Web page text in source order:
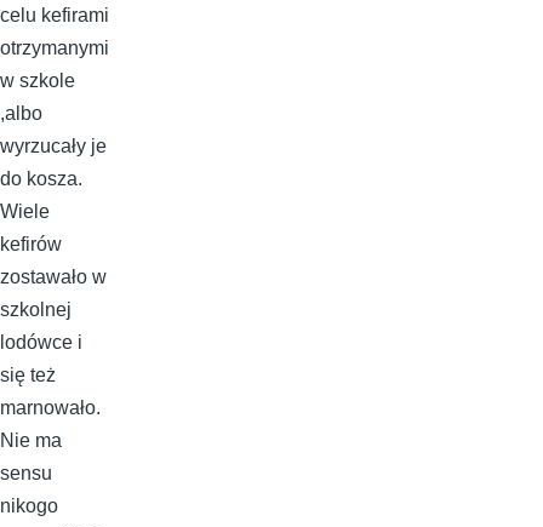
celu kefirami
otrzymanymi
w szkole
,albo
wyrzucały je
do kosza.
Wiele
kefirów
zostawało w
szkolnej
lodówce i
się też
marnowało.
Nie ma
sensu
nikogo